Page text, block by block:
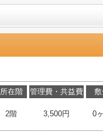
所在階
2階
管理費・共益費
3,500円 0